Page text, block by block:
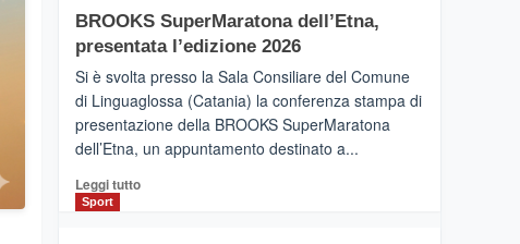
con
la
Al
via
i
collegamenti
BROOKS SuperMaratona dell’Etna,
presentata l’edizione 2026
Si è svolta presso la Sala Consiliare del Comune
di Linguaglossa (Catania) la conferenza stampa di
presentazione della BROOKS SuperMaratona
dell’Etna, un appuntamento destinato a...
Leggi tuttoLeggi
Sport